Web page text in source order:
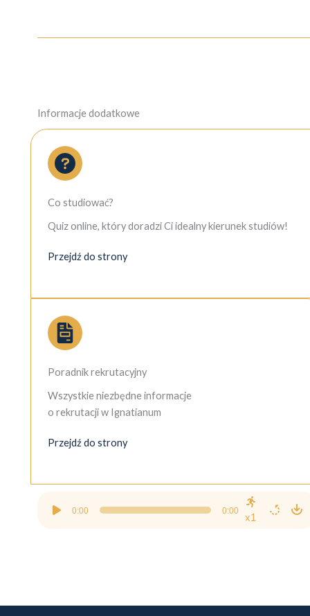
Informacje dodatkowe
Co studiować?
Quiz online, który doradzi Ci idealny kierunek studiów!
Przejdź do strony
Poradnik rekrutacyjny
Wszystkie niezbędne informacje
o rekrutacji w Ignatianum
Przejdź do strony
plików
0:00 0:00
x1